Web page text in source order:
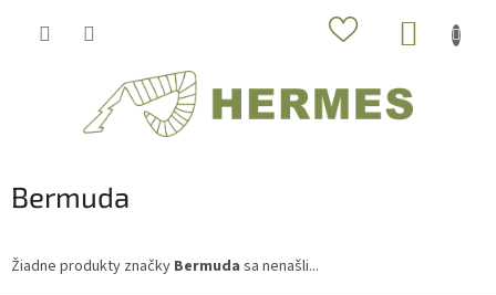
Bermuda
Žiadne produkty značky Bermuda sa nenašli...